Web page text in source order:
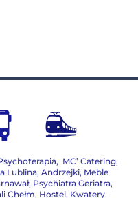
, MC’ Catering,
Lublina, Andrzejki, Meble
, Psychiatra Geriatra,
Chełm, Hostel, Kwatery,